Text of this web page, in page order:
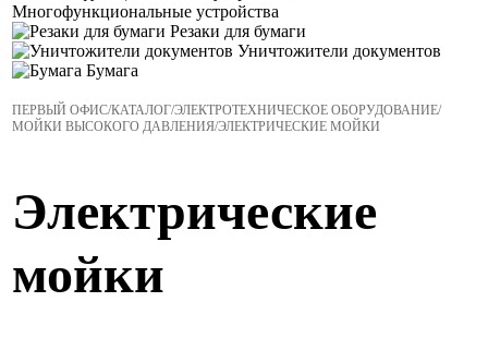
Многофункциональные устройства
Резаки для бумаги
Уничтожители документов
Бумага
ПЕРВЫЙ ОФИС/КАТАЛОГ/ЭЛЕКТРОТЕХНИЧЕСКОЕ ОБОРУДОВАНИЕ/
МОЙКИ ВЫСОКОГО ДАВЛЕНИЯ/ЭЛЕКТРИЧЕСКИЕ МОЙКИ
Электрические
мойки